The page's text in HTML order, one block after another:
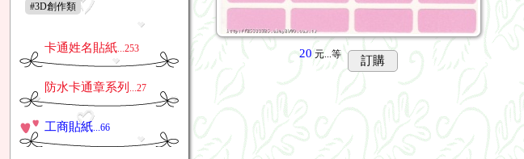
#3D創作類
卡通姓名貼紙...253
防水卡通章系列 ...27
工商貼紙...66
20 元...等 訂購